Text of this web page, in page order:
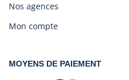
Nos agences
Mon compte
MOYENS DE PAIEMENT